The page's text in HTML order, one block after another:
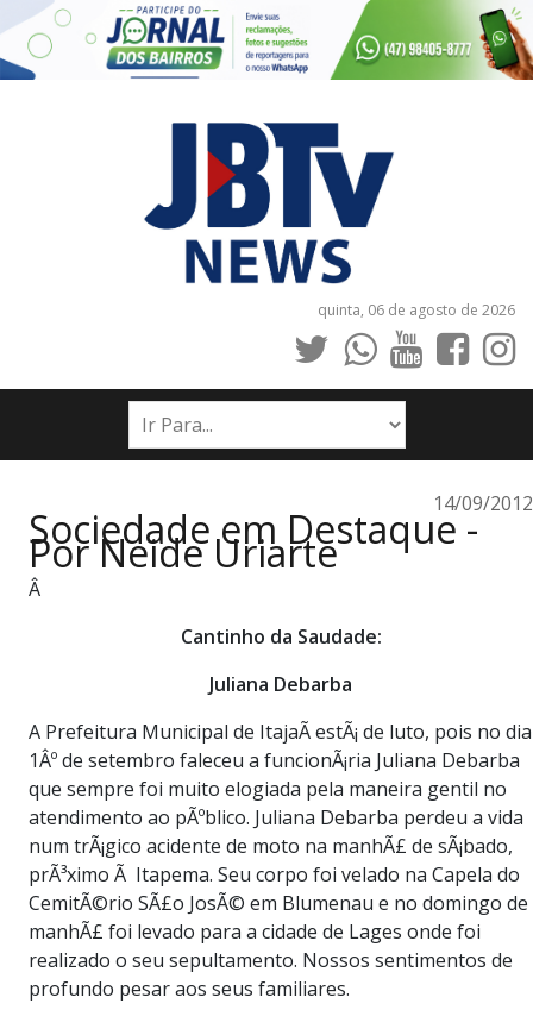
quinta, 06 de agosto de 2026
INÍCIO
NOTÍCIAS
PUBLICAÇÕES LEGAIS
14/09/2012
Sociedade em Destaque -
Por Neide Uriarte
Â
Cantinho da Saudade:
Juliana Debarba
A Prefeitura Municipal de ItajaÃ­ estÃ¡ de luto, pois no dia
1Âº de setembro faleceu a funcionÃ¡ria Juliana Debarba
que sempre foi muito elogiada pela maneira gentil no
atendimento ao pÃºblico. Juliana Debarba perdeu a vida
num trÃ¡gico acidente de moto na manhÃ£ de sÃ¡bado,
prÃ³ximo Ã Itapema. Seu corpo foi velado na Capela do
CemitÃ©rio SÃ£o JosÃ© em Blumenau e no domingo de
manhÃ£ foi levado para a cidade de Lages onde foi
realizado o seu sepultamento. Nossos sentimentos de
profundo pesar aos seus familiares.